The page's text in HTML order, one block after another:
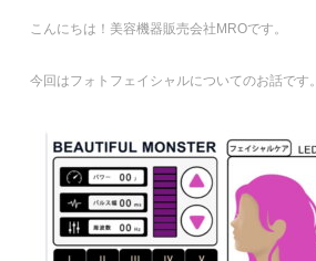
こんにちは！美容機器販売会社MROです。
今回はフォトフェイシャルについてのお話です。